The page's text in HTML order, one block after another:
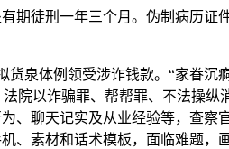
徒刑一年三个月。伪制病历证
体例领受涉诈钱款。“家眷沉
院以诈骗罪、帮帮罪、不法操
、聊天记实及从业经验等，查
、素材和话术模板，面临难题，